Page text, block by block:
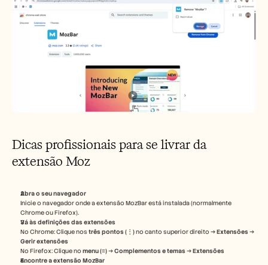
Dicas profissionais para se livrar da
extensão Moz
Abra o seu navegador
Inicie o navegador onde a extensão MozBar está instalada (normalmente
Chrome ou Firefox).
Vá às definições das extensões
No Chrome: Clique nos três pontos (⋮) no canto superior direito → Extensões
Gerir extensões
No Firefox: Clique no menu (≡) → Complementos e temas → Extensões
Encontre a extensão MozBar